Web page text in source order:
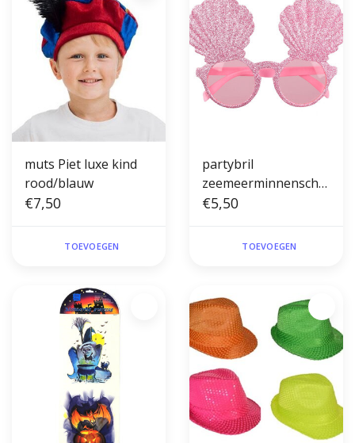
muts Piet luxe kind
rood/blauw
€7,50
TOEVOEGEN
partybril
zeemeerminnenschel
p
€5,50
TOEVOEGEN